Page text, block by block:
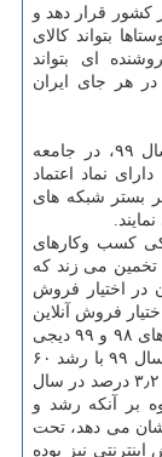
کشور قرار دهد و
بتواند کالای
ای بتواند
هر جای ایران
طبق گزارش سالانه مرکز تجارت الکترونیکی سال ۹۹، در جامعه
فعال دارای نماد اعتماد
بستر شبکه های
کسب وکارهای
تخمین می زند که
در اختیار فروش
در اختیار فروش آنلاین
قرار داد. مقایسه آمارهای انتشار یافته در گزارش های ۹۸ و ۹۹ دیجی
کالا نشان میدهد که سهم خرده فروشی آنلاین در سال ۹۹ با رشد ۶۰
درصدی همراه بود و از ۲ درصد از ســـال ۹۸ بـــه ۳٫۲ درصد در سال
بر آنکه رشد و
می دهد، تحت
نیز بوده